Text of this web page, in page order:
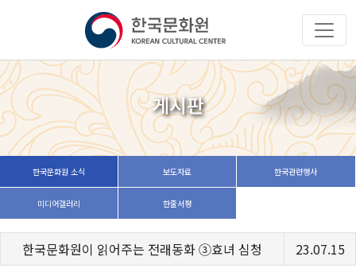
게시판
한국문화원 소식 보도자료 한국관련행사
미디어갤러리 한줄서평
한국문화원이 읽어주는 전래동화 ③효녀 심청 23.07.15